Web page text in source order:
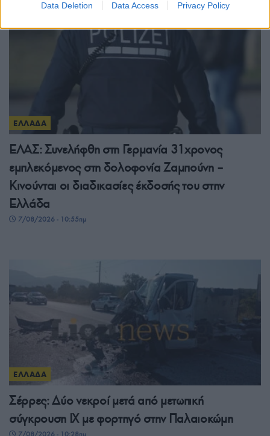
Data Deletion Data Access Privacy Policy
ΕΛΛΑΔΑ
ΕΛΑΣ: Συνελήφθη στη Γερμανία 31χρονος
εμπλεκόμενος στη δολοφονία Ζαμπούνη –
Κινούνται οι διαδικασίες έκδοσής του στην
Ελλάδα
7/08/2026 - 10:55πμ
ΕΛΛΑΔΑ
Σέρρες: Δύο νεκροί μετά από μετωπική
σύγκρουση ΙΧ με φορτηγό στην Παλαιοκώμη
7/08/2026 - 10:28πμ